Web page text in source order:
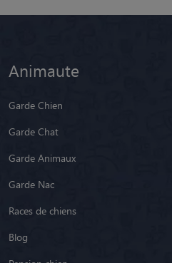
Animaute
Garde Chien
Garde Chat
Garde Animaux
Garde Nac
Races de chiens
Blog